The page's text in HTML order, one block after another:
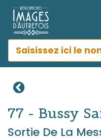
77 - Bussy
Sortie De La